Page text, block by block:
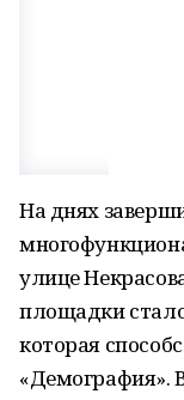
На днях
улице
площадки
которая
«Демография».